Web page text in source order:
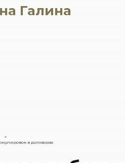
Галина
»
в договорах